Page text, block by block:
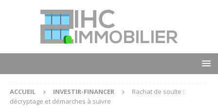
ACCUEIL INVESTIR-FINANCER
Rachat de soulte :
décryptage et démarches à suivre